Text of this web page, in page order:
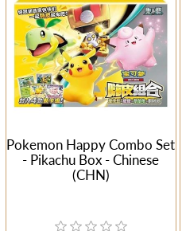
Pokemon Happy Combo Set
- Pikachu Box - Chinese
(CHN)